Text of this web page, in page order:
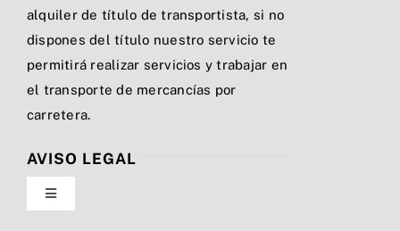
alquiler de título de transportista, si no
dispones del título nuestro servicio te
permitirá realizar servicios y trabajar en
el transporte de mercancías por
carretera.
AVISO LEGAL
Toggle
Navigation